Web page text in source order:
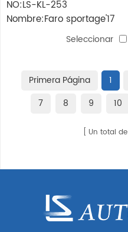
NO:LS-KL-253
Nombre:Faro sportage'17
Seleccionar
Primera Página 1
7
8 9 10
Un total de